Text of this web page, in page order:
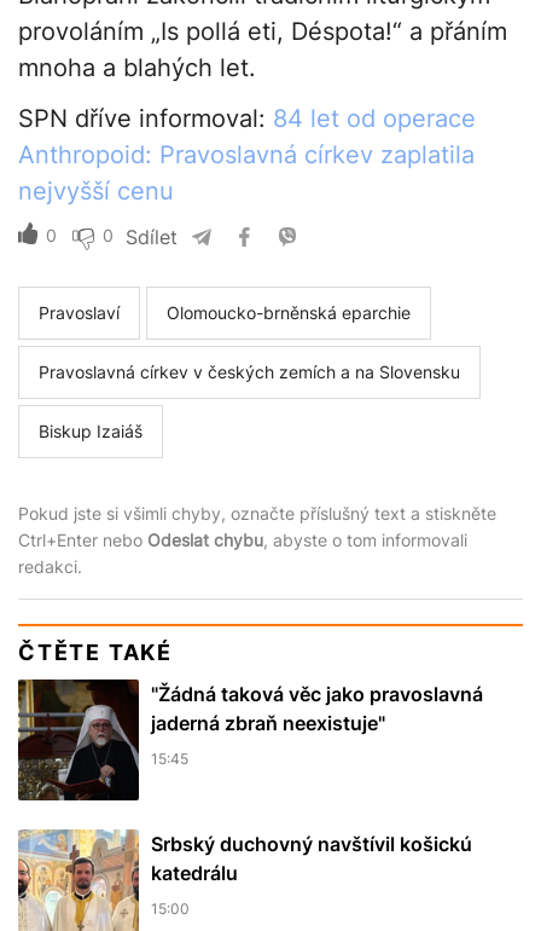
provoláním „Is pollá eti, Déspota!“ a přáním
mnoha a blahých let.
SPN dříve informoval: 84 let od operace
Anthropoid: Pravoslavná církev zaplatila
nejvyšší cenu
0 0 Sdílet
Pravoslaví Olomoucko-brněnská eparchie
Pravoslavná církev v českých zemích a na Slovensku
Biskup Izaiáš
Pokud jste si všimli chyby, označte příslušný text a stiskněte
Ctrl+Enter nebo Odeslat chybu, abyste o tom informovali
redakci.
ČTĚTE TAKÉ
"Žádná taková věc jako pravoslavná
jaderná zbraň neexistuje"
15:45
Srbský duchovný navštívil košickú
katedrálu
15:00